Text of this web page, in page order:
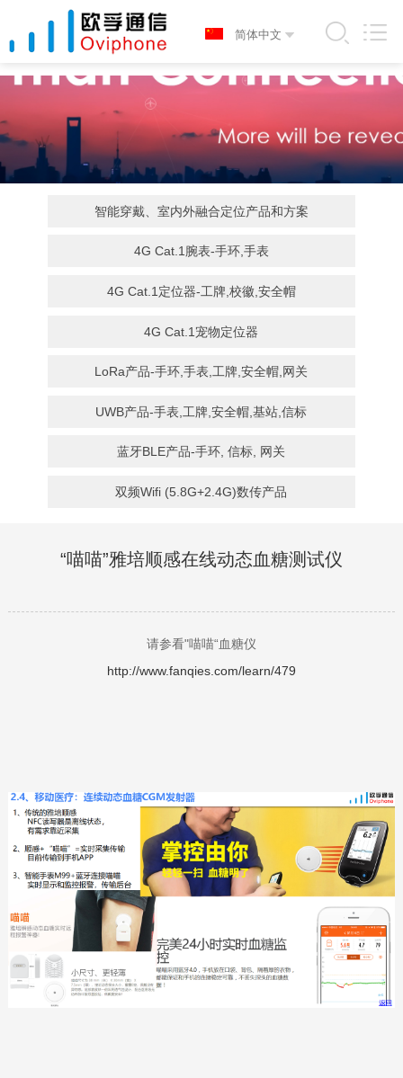
智能穿戴、室内外融合定位产品和方案
4G Cat.1腕表-手环,手表
4G Cat.1定位器-工牌,校徽,安全帽
4G Cat.1宠物定位器
LoRa产品-手环,手表,工牌,安全帽,网关
UWB产品-手表,工牌,安全帽,基站,信标
蓝牙BLE产品-手环, 信标, 网关
双频Wifi (5.8G+2.4G)数传产品
“喵喵”雅培顺感在线动态血糖测试仪
请参看"喵喵“血糖仪
http://www.fanqies.com/learn/479